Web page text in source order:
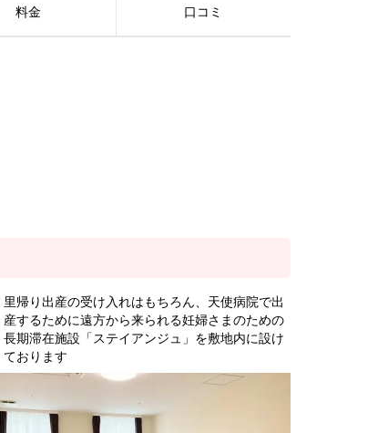
料金 口コミ
里帰り出産の受け入れはもちろん、天使病院で出
産するために遠方から来られる妊婦さまのための
長期滞在施設「ステイアンジュ」を敷地内に設け
ております